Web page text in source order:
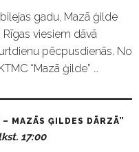
gadu, Mazā ģilde
viesiem dāvā
pēcpusdienās. No
“Mazā ģilde” …
MAZĀS ĢILDES DĀRZĀ”
17:00